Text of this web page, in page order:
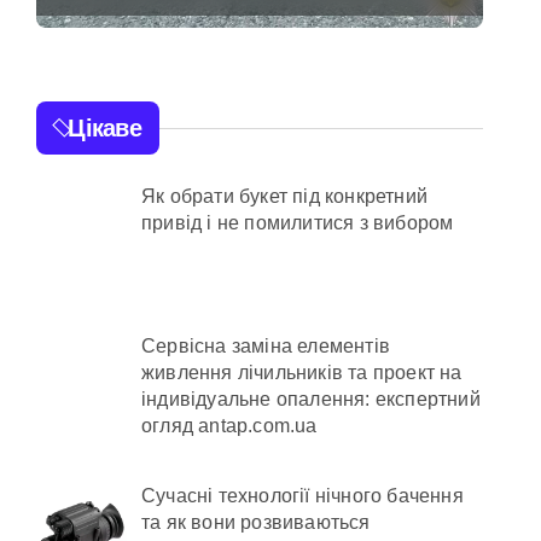
прориву до Молдови
забудови під оренду
придатного» за $15 тис.
умовах
транспортної
Щербаки за участю
двох неповнолітніх
постраждалих
Цікаве
Як обрати букет під конкретний
привід і не помилитися з вибором
Сервісна заміна елементів
живлення лічильників та проект на
індивідуальне опалення: експертний
огляд antap.com.ua
Сучасні технології нічного бачення
та як вони розвиваються